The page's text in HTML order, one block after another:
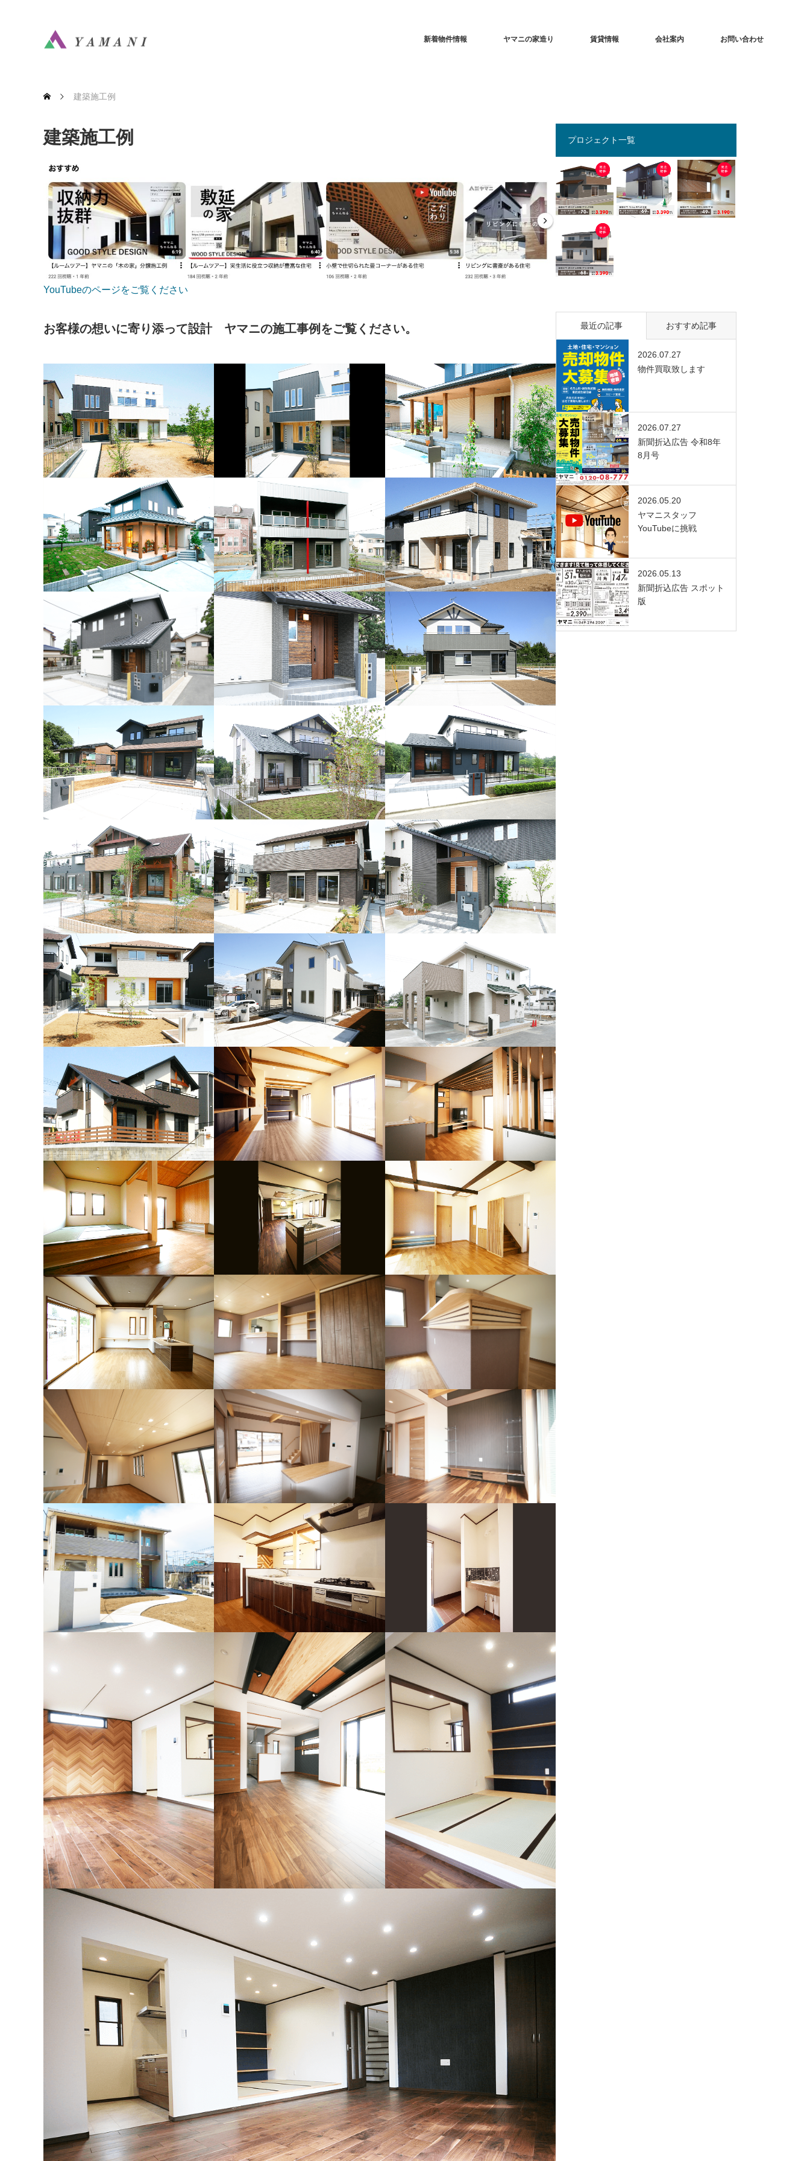
新着物件情報 ヤマニの家造り 賃貸情報 会社案内 お問い合わせ
建築施工例
建築施工例
YouTubeのページをご覧ください
お客様の想いに寄り添って設計 ヤマニの施工事例をご覧ください。
プロジェクト一覧
最近の記事 おすすめ記事
2026.07.27
物件買取致します
2026.07.27
新聞折込広告 令和8年
8月号
2026.05.20
ヤマニスタッフ
YouTubeに挑戦
2026.05.13
新聞折込広告 スポット
版